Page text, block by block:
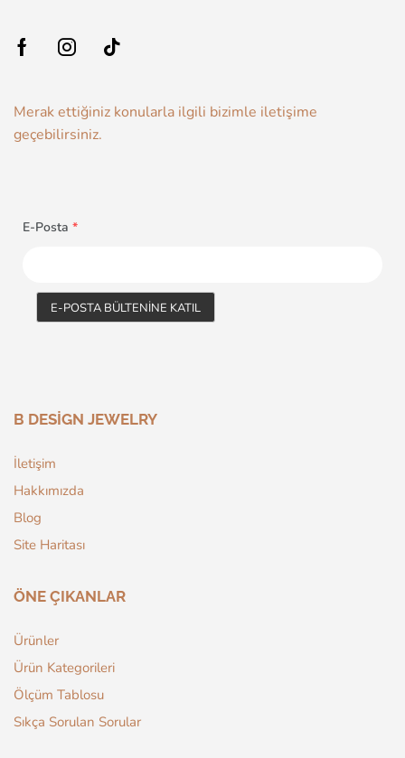
Merak ettiğiniz konularla ilgili bizimle iletişime
geçebilirsiniz.
E-Posta *
E-POSTA BÜLTENINE KATIL
B DESIGN JEWELRY
İletişim
Hakkımızda
Blog
Site Haritası
ÖNE ÇIKANLAR
Ürünler
Ürün Kategorileri
Ölçüm Tablosu
Sıkça Sorulan Sorular